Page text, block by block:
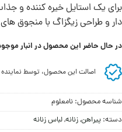
برای یک استایل خیره کننده و
دار و طراحی زیگزاگ با منجوق
در حال حاضر این محصول در انبار
اصالت این محصول، توسط
شناسه محصول: نامعلوم
دسته: پيراهن,زنانه,لباس زنانه